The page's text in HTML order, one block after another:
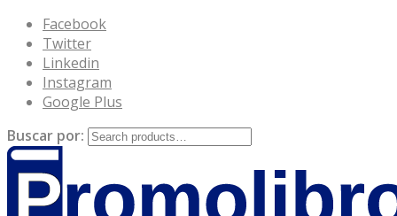
Facebook
Twitter
Linkedin
Instagram
Google Plus
Buscar por: